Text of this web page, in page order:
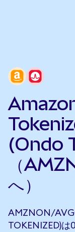
(Ondo
（
へ）
AMZNON/
TOKENIZED)